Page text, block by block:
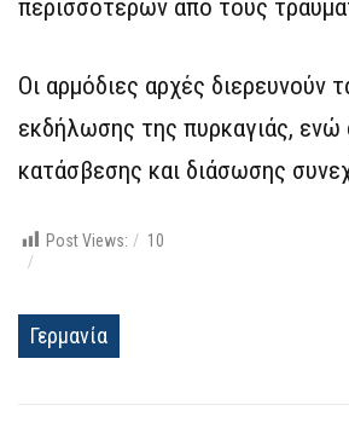
περισσότερων από τους
Οι αρμόδιες αρχές διερευνούν
εκδήλωσης της πυρκαγιάς, ενώ
κατάσβεσης και διάσωσης
Post Views: 10
Γερμανία